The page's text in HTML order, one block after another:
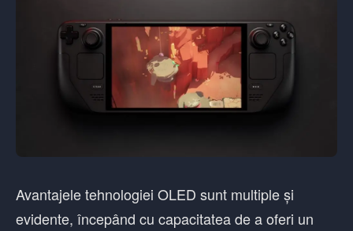
Avantajele tehnologiei OLED sunt multiple și
evidente, începând cu capacitatea de a oferi un